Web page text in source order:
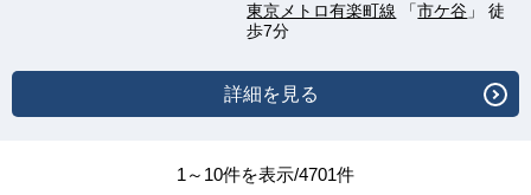
東京メトロ有楽町線 「市ケ谷 」 徒
歩7分
詳細を見る
1～10件を表示/4701件